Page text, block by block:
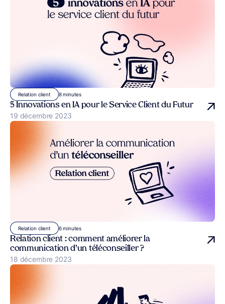
Relation client 8 minutes
5 Innovations en IA pour le Service Client du Futur
Publié le
19 décembre 2023
Relation client 6 minutes
Relation client : comment améliorer la
communication d’un téléconseiller ?
Publié le
18 décembre 2023